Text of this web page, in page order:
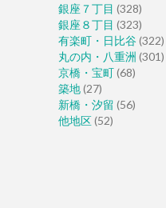
銀座７丁目 (328)
銀座８丁目 (323)
有楽町・日比谷(322)
丸の内・八重洲 (301)
京橋・宝町(68)
築地(27)
新橋・汐留 (56)
他地区(52)